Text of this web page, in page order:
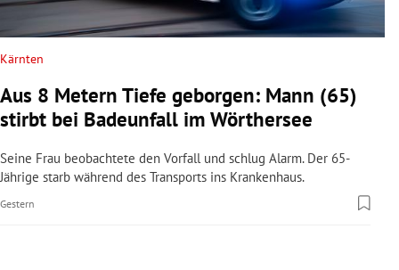
Untermenü
Untermenü
Untermenü
Kärnten
Aus 8 Metern Tiefe geborgen: Mann (65)
stirbt bei Badeunfall im Wörthersee
Seine Frau beobachtete den Vorfall und schlug Alarm. Der 65-
Jährige starb während des Transports ins Krankenhaus.
Gestern